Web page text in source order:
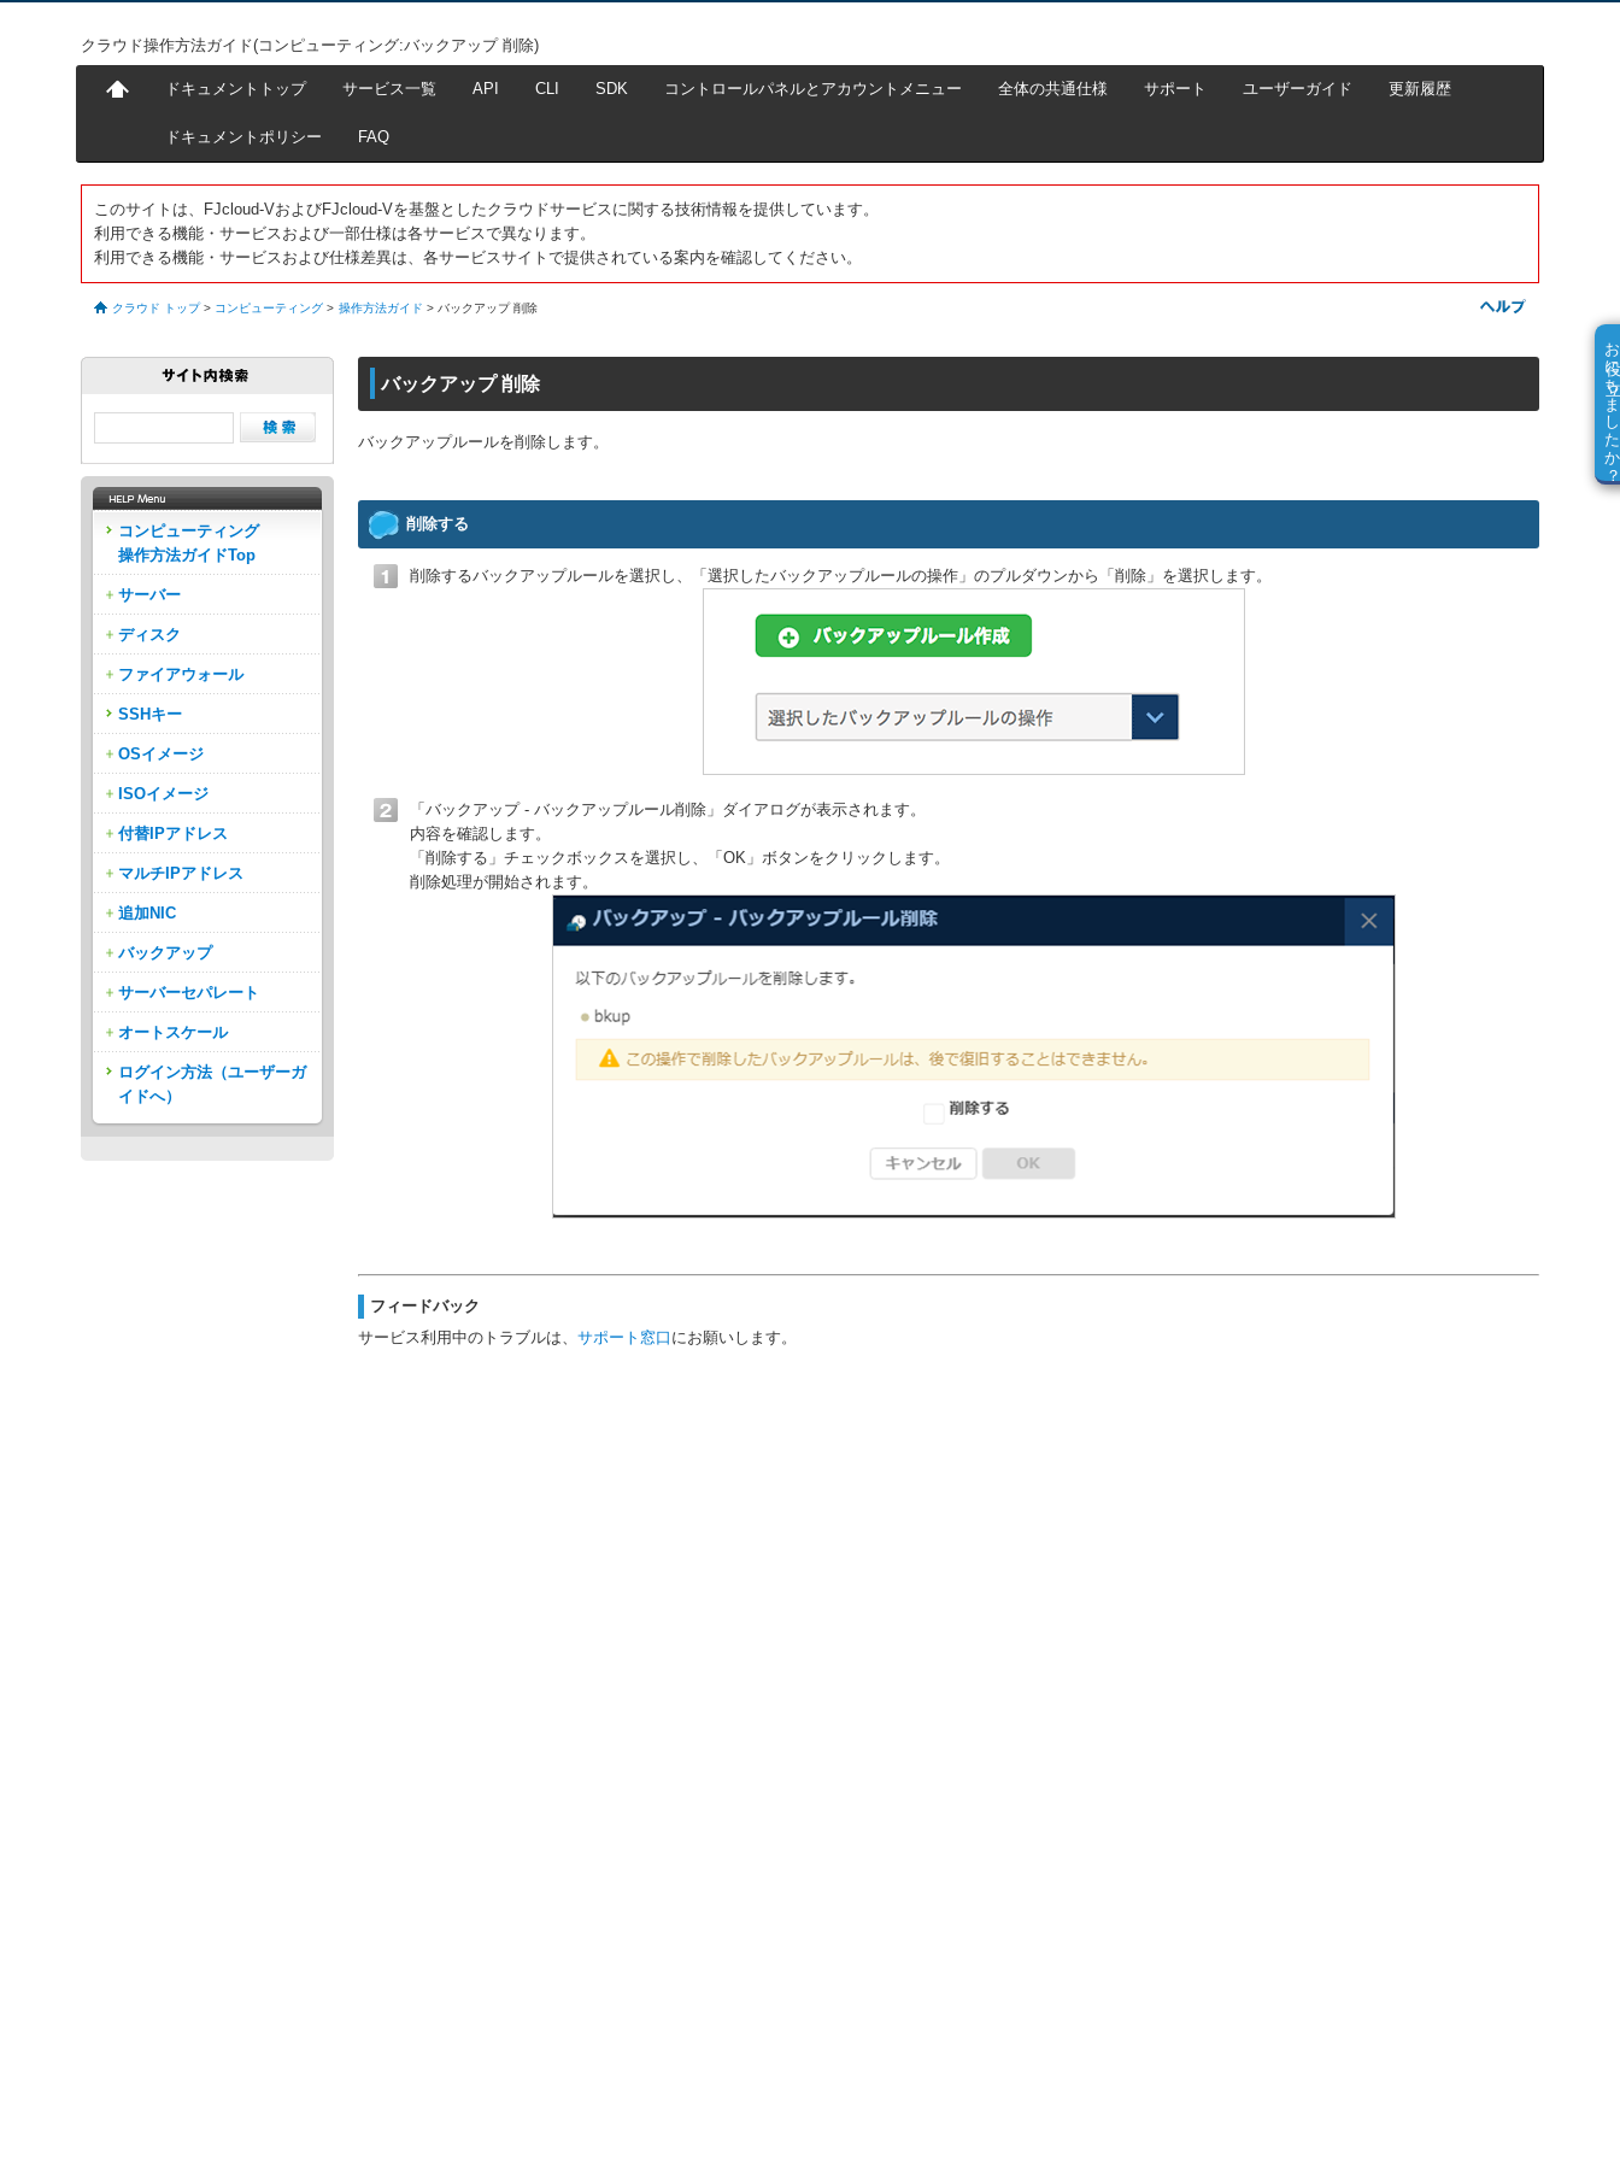
クラウド操作方法ガイド(コンピューティング:バックアップ 削除)
ドキュメントトップ サービス一覧 API CLI SDK コントロールパネルとアカウントメニュー 全体の共通仕様 サポート ユーザーガイド 更新履歴
ドキュメントポリシー FAQ
このサイトは、FJcloud-VおよびFJcloud-Vを基盤としたクラウドサービスに関する技術情報を提供しています。
利用できる機能・サービスおよび一部仕様は各サービスで異なります。
利用できる機能・サービスおよび仕様差異は、各サービスサイトで提供されている案内を確認してください。
クラウド トップ > コンピューティング > 操作方法ガイド > バックアップ 削除
バックアップ 削除
バックアップルールを削除します。
削除する
削除するバックアップルールを選択し、「選択したバックアップルールの操作」のプルダウンから「削除」を選択します。
「バックアップ - バックアップルール削除」ダイアログが表示されます。
内容を確認します。
「削除する」チェックボックスを選択し、「OK」ボタンをクリックします。
削除処理が開始されます。
フィードバック
サービス利用中のトラブルは、サポート窓口 にお願いします。
お役に立
コンピューティング
操作方法ガイドTop
サーバー
ディスク
ファイアウォール
SSHキー
OSイメージ
ISOイメージ
付替IPアドレス
マルチIPアドレス
追加NIC
バックアップ
サーバーセパレート
オートスケール
ログイン方法（ユーザーガ
イドへ）